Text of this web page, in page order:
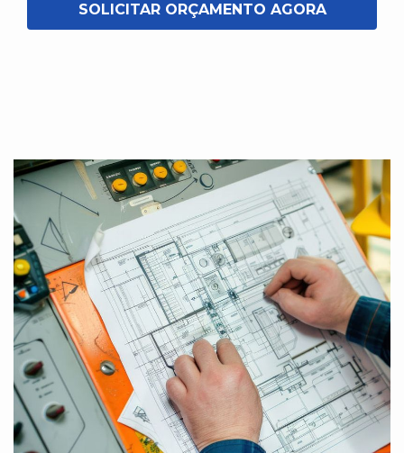
SOLICITAR ORÇAMENTO AGORA